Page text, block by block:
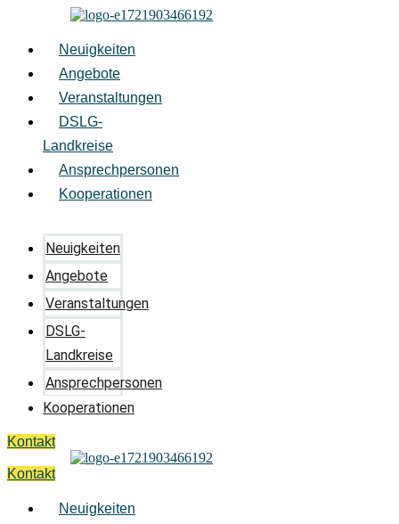
springen
Neuigkeiten
Angebote
Veranstaltungen
DSLG-
Landkreise
Ansprechpersonen
Kooperationen
Neuigkeiten
Angebote
Veranstaltungen
DSLG-
Landkreise
Ansprechpersonen
Kooperationen
Kontakt
Kontakt
Neuigkeiten